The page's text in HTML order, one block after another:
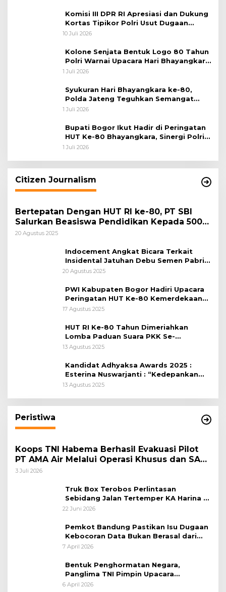
Komisi III DPR RI Apresiasi dan Dukung
Kortas Tipikor Polri Usut Dugaan
Korupsi Batu Bara
10 Juli 2026
Kolone Senjata Bentuk Logo 80 Tahun
Polri Warnai Upacara Hari Bhayangkara
ke-80
1 Juli 2026
Syukuran Hari Bhayangkara ke-80,
Polda Jateng Teguhkan Semangat
Pengabdian dan Pererat Kebersamaan
1 Juli 2026
Bupati Bogor Ikut Hadir di Peringatan
HUT Ke-80 Bhayangkara, Sinergi Polri
dan Pemkab Bogor Jadi Kunci Menjaga
1 Juli 2026
Citizen Journalism
Bertepatan Dengan HUT RI ke-80, PT SBI
Salurkan Beasiswa Pendidikan Kepada 500
Pelajar
20 Agustus 2025
Indocement Angkat Bicara Terkait
Insidental Jatuhan Debu Semen Pabrik
Citeureup
20 Agustus 2025
PWI Kabupaten Bogor Hadiri Upacara
Peringatan HUT Ke-80 Kemerdekaan
RI, di Lapangan Tegar Beriman
17 Agustus 2025
HUT RI Ke-80 Tahun Dimeriahkan
Lomba Paduan Suara PKK Se-
Kabupaten Bogor
13 Agustus 2025
Kandidat Adhyaksa Awards 2025 :
Esterina Nuswarjanti : “Kedepankan
Keadilan Restoratif Wujudkan
13 Agustus 2025
Peristiwa
Koops TNI Habema Berhasil Evakuasi Pilot
PT AMA Air Melalui Operasi Khusus dan SAR
Taktis
3 Juli 2026
Truk Box Terobos Perlintasan
Sebidang Jalan Tertemper KA Harina di
Jalan Stasiun Poncol-Jrakah Semarang
22 Juni 2026
Pemkot Bandung Pastikan Isu Dugaan
Kebocoran Data Bukan Berasal dari
Server Disdukcapil
7 April 2026
Bentuk Penghormatan Negara,
Panglima TNI Pimpin Upacara
Pemakaman Militer
6 April 2026